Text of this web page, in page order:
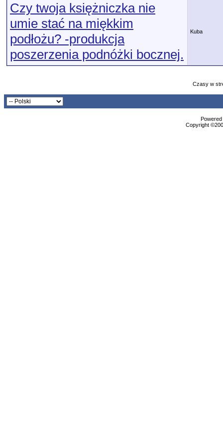
Czy twoja księżniczka nie
umie stać na miękkim
podłożu? -produkcja
poszerzenia podnóżki bocznej.
Kuba
Czasy w
Copyright